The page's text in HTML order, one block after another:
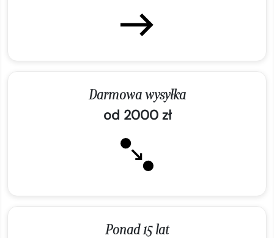
Darmowa wysyłka
od 2000 zł
Ponad 15 lat